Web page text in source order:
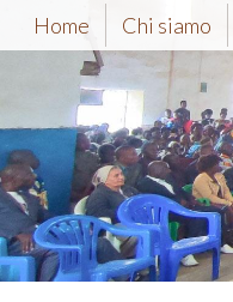
Home Chi siamo